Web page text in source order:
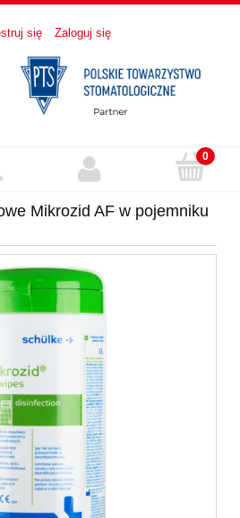
się Zaloguj się
Mikrozid AF w pojemniku